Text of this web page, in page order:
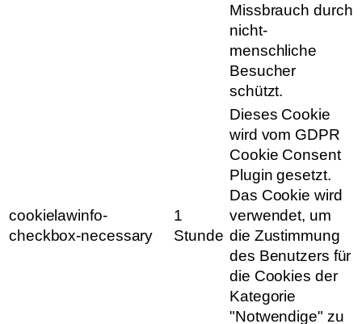
Missbrauch durch
nicht-
menschliche
Besucher
schützt.
cookielawinfo-
checkbox-necessary
1
Stunde
Dieses Cookie
wird vom GDPR
Cookie Consent
Plugin gesetzt.
Das Cookie wird
verwendet, um
die Zustimmung
des Benutzers für
die Cookies der
Kategorie
"Notwendige" zu